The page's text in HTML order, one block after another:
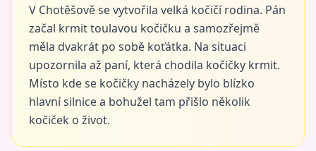
V Chotěšově se vytvořila velká kočičí rodina. Pán
začal krmit toulavou kočičku a samozřejmě
měla dvakrát po sobě koťátka. Na situaci
upozornila až paní, která chodila kočičky krmit.
Místo kde se kočičky nacházely bylo blízko
hlavní silnice a bohužel tam přišlo několik
kočiček o život.